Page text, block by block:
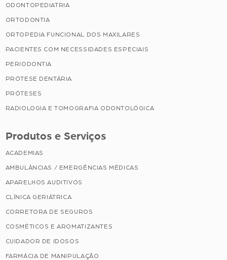
ODONTOPEDIATRIA
ORTODONTIA
ORTOPEDIA FUNCIONAL DOS MAXILARES
PACIENTES COM NECESSIDADES ESPECIAIS
PERIODONTIA
PRÓTESE DENTÁRIA
PRÓTESES
RADIOLOGIA E TOMOGRAFIA ODONTOLÓGICA
Produtos e Serviços
ACADEMIAS
AMBULÂNCIAS / EMERGÊNCIAS MÉDICAS
APARELHOS AUDITIVOS
CLÍNICA GERIÁTRICA
CORRETORA DE SEGUROS
COSMÉTICOS E AROMATIZANTES
CUIDADOR DE IDOSOS
FARMÁCIA DE MANIPULAÇÃO